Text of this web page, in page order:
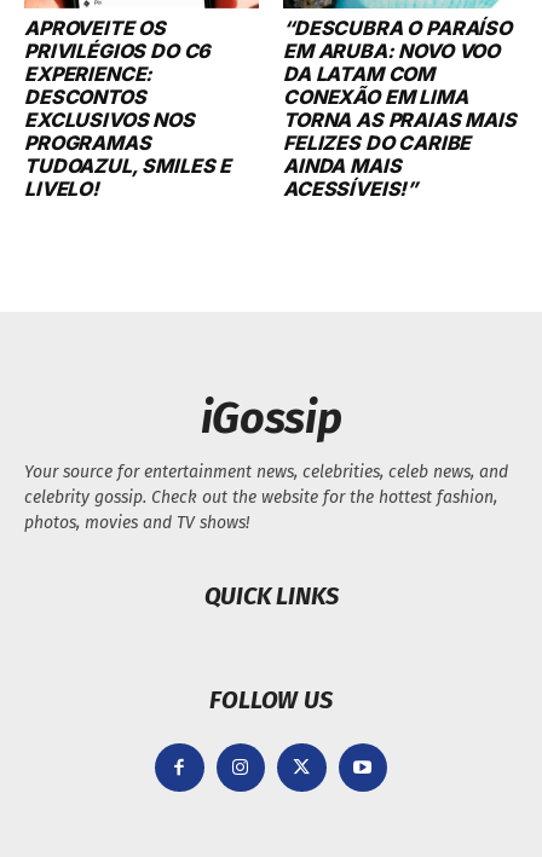
APROVEITE OS
PRIVILÉGIOS DO C6
EXPERIENCE:
DESCONTOS
EXCLUSIVOS NOS
PROGRAMAS
TUDOAZUL, SMILES E
LIVELO!
“DESCUBRA O PARAÍSO
EM ARUBA: NOVO VOO
DA LATAM COM
CONEXÃO EM LIMA
TORNA AS PRAIAS MAIS
FELIZES DO CARIBE
AINDA MAIS
ACESSÍVEIS!”
iGossip
Your source for entertainment news, celebrities, celeb news, and
celebrity gossip. Check out the website for the hottest fashion,
photos, movies and TV shows!
QUICK LINKS
FOLLOW US